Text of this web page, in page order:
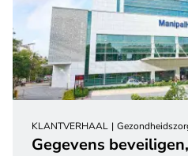
KLANTVERHAAL
Gegevens